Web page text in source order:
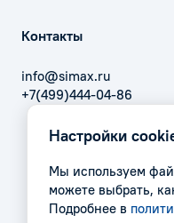
Контакты
info@simax.ru
+7(499)444-04-86
Настройки
Мы используем
можете выбрать,
Подробнее в